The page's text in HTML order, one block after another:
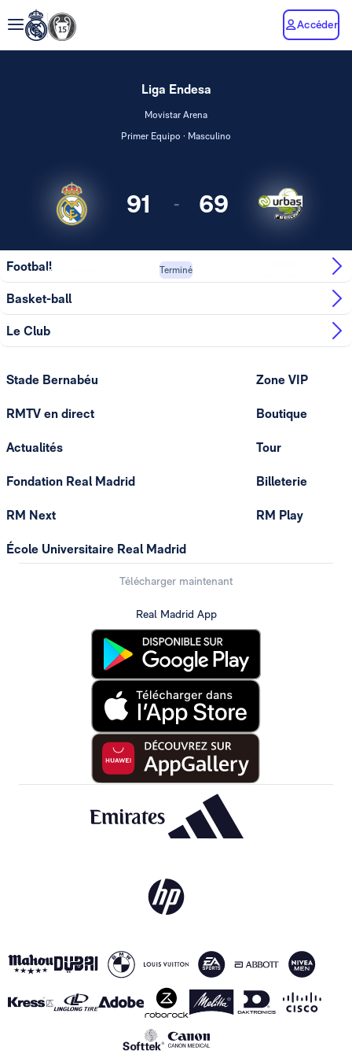
Accéder
Liga Endesa
Movistar Arena
Primer Equipo · Masculino
91 - 69
Real Madrid Terminé
Football
Basket-ball
Le Club
Stade Bernabéu
RMTV en direct
Actualités
Fondation Real Madrid
RM Next
École Universitaire Real Madrid
Zone VIP
Boutique
Tour
Billeterie
RM Play
Télécharger maintenant
Real Madrid App